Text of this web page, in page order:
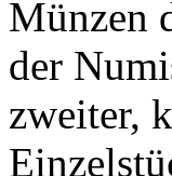
Münzen
der
zweiter,